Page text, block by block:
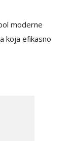
moderne
koja efikasno